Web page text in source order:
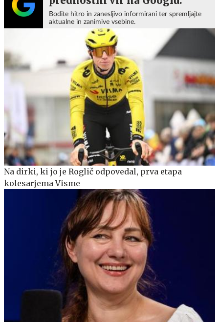
Bodite hitro in zanesljivo informirani ter spremljajte
aktualne in zanimive vsebine.
Na dirki, ki jo je Roglič odpovedal, prva etapa
kolesarjema Visme